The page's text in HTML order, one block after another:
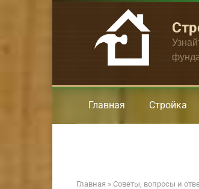
Главная Стройка
Главная » Советы, вопросы и